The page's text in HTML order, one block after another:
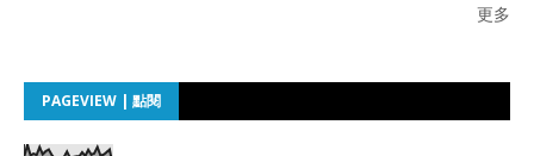
更多
PAGEVIEW | 點閱